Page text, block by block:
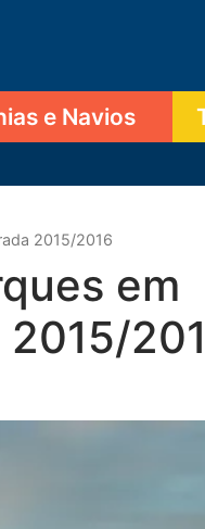
e Navios
2015/2016
em